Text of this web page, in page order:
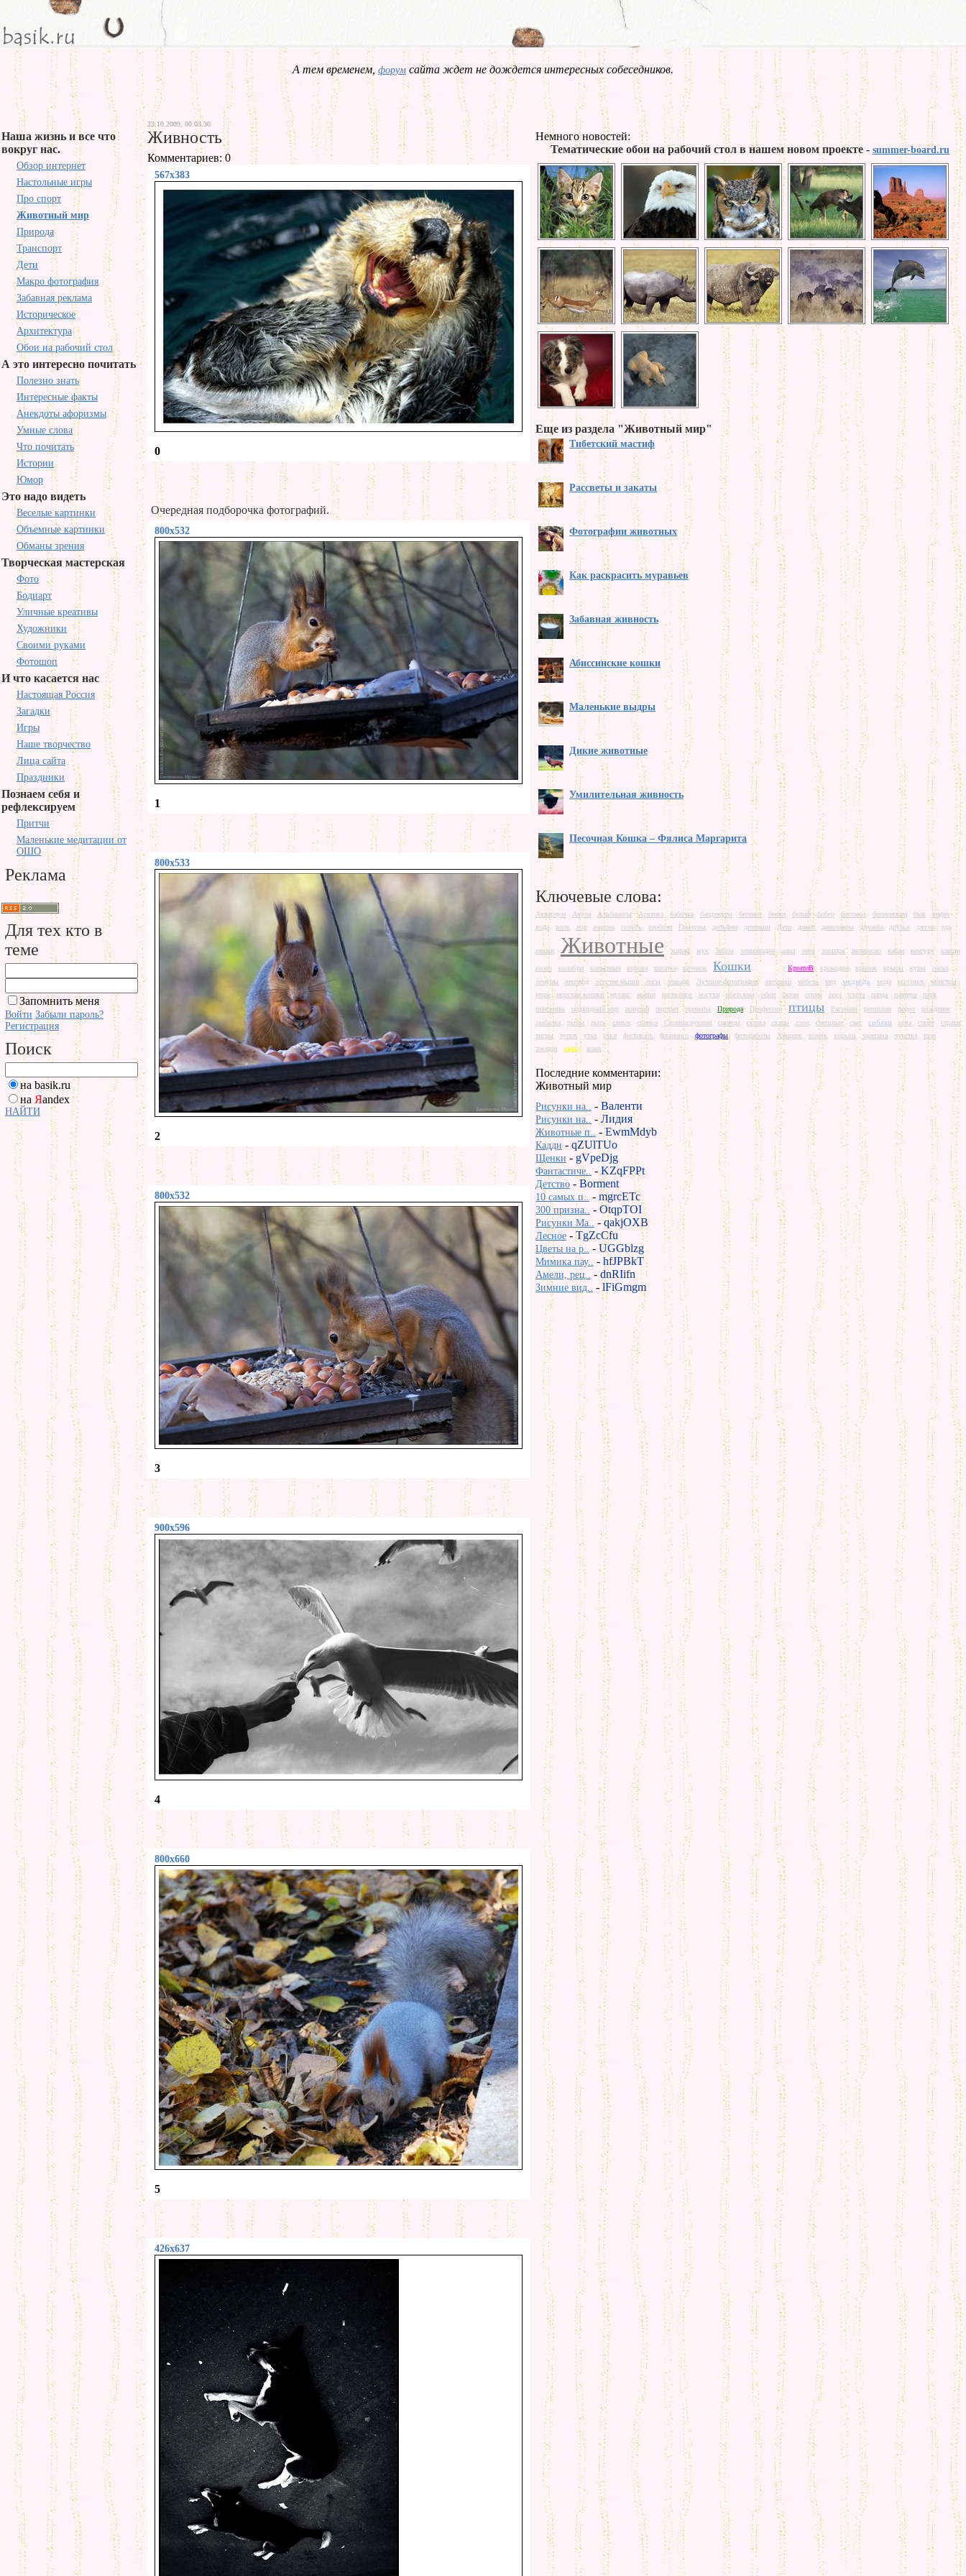
А тем временем, форум сайта ждет не дождется интересных собеседников.
Наша жизнь и все что
вокруг нас.
Обзор интернет
Настольные игры
Про спорт
Животный мир
Природа
Транспорт
Дети
Макро фотография
Забавная реклама
Историческое
Архитектура
Обои на рабочий стол
А это интересно почитать
Полезно знать
Интересные факты
Анекдоты афоризмы
Умные слова
Что почитать
Истории
Юмор
Это надо видеть
Веселые картинки
Объемные картинки
Обманы зрения
Творческая мастерская
Фото
Бодиарт
Уличные креативы
Художники
Своими руками
Фотошоп
И что касается нас
Настоящая Россия
Загадки
Игры
Наше творчество
Лица сайта
Праздники
Познаем себя и
рефлексируем
Притчи
Маленькие медитации от
ОШО
Реклама
Для тех кто в
теме
Запомнить меня
Войти Забыли пароль?
Регистрация
Поиск
на basik.ru
на Яandex
НАЙТИ
23.10.2009, 00.03.30
Живность
Комментариев: 0
567x383
0
Очередная подборочка фотографий.
800x532
1
800x533
2
800x532
3
900x596
4
800x660
5
426x637
Немного новостей:
Тематические обои на рабочий стол в нашем новом проекте - summer-board.ru
Еще из раздела "Животный мир"
Тибетский мастиф
Рассветы и закаты
Фотографии животных
Как раскрасить муравьев
Забавная живность
Абиссинские кошки
Маленькие выдры
Дикие животные
Умилительная живность
Песочная Кошка – Фялиса Маргарита
Ключевые слова:
Аквариум Акула Альбиносы Арктика бабочка бандикуты бегемот белки белый бобер богомол броненосиц бык
видео
вода
волк вор ворона голубь горбачи Грызуны дельфин детеныш Дети дикие динозавры дружба друзья дятлы еда
ежики Животные жираф жук Зебры земноводне зима змея зоопарк интересно кабан кенгуру клещи
козел колибри копытные корова косатка котенок Кошки Красота КреатиВ крокодил кролик крысы куры
ласка
лемуры
леопард летучие мыши лисы лошадь Лучшие фотографии лягушки мебель мед медведь мода моллюск
монстры
море
морские котики мусанг мыши насекомое носухи обезьяны обои океан олень осел охота панда пантера
паук
пингвины
подводный мир попугай портрет приматы Природа Профессии птицы Растения рептилии родео
рождение
рыбалка
рыбы рысь самые свиньи Своими руками синицы сказка скаты слон смешные снег собаки сова спорт
страхи
тигры
тупик утка утки фестиваль фламинго фотографы фотоработы Хищник хомяк хорьки черепаха чувства
шар
эмоции
юмор язык
Последние комментарии:
Животный мир
Рисунки на.. -Валенти
Рисунки на.. -Лидия
Животные п.. -EwmMdyb
Кадди - qZUlTUo
Щенки - gVpeDjg
Фантастиче.. -KZqFPPt
Детство - Borment
10 самых п.. - mgrcETc
300 призна.. - OtqpTOI
Рисунки Ma.. -qakjOXB
Лесное -TgZcCfu
Цветы на р.. - UGGblzg
Мимика пау.. -hfJPBkT
Амели, рец.. - dnRIifn
Зимние вид.. -lFiGmgm